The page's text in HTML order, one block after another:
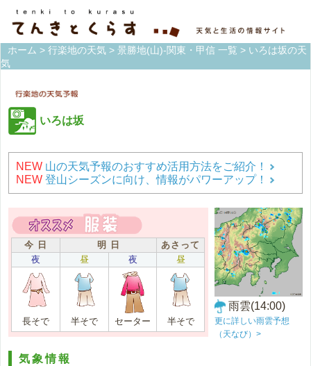
ホーム > 行楽地の天気 > 景勝地(山)-関東・甲信 一覧 > いろは坂の天
気
いろは坂
NEW 山の天気予報のおすすめ活用方法をご紹介！
NEW 登山シーズンに向け、情報がパワーアップ！
今 日 明 日
あさって
夜
昼 夜 昼
長そで 半そで セーター 半そで
雨雲(14:00)
更に詳しい雨雲予想
（天なび）>
気象情報